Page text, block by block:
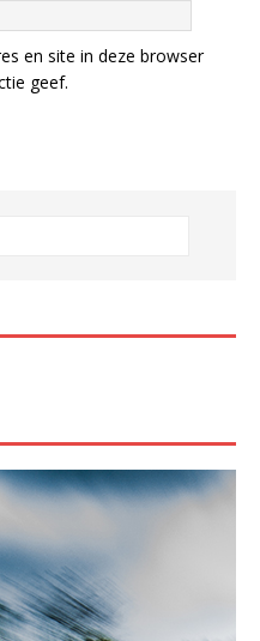
en site in deze browser
geef.